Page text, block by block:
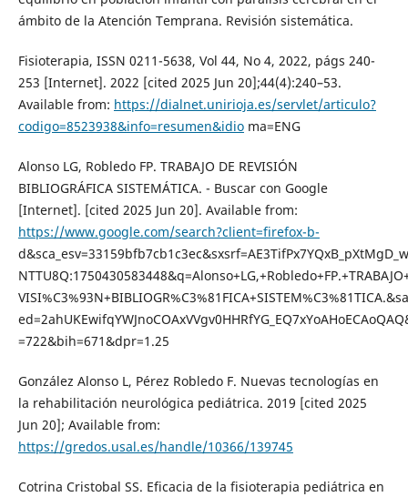
ámbito de la Atención Temprana. Revisión sistemática.
Fisioterapia, ISSN 0211-5638, Vol 44, No 4, 2022, págs 240-
253 [Internet]. 2022 [cited 2025 Jun 20];44(4):240–53.
Available from: https://dialnet.unirioja.es/servlet/articulo?
codigo=8523938&info=resumen&idioma=ENG
Alonso LG, Robledo FP. TRABAJO DE REVISIÓN
BIBLIOGRÁFICA SISTEMÁTICA. - Buscar con Google
[Internet]. [cited 2025 Jun 20]. Available from:
https://www.google.com/search?client=firefox-b-
=722&bih=671&dpr=1.25
González Alonso L, Pérez Robledo F. Nuevas tecnologías en
la rehabilitación neurológica pediátrica. 2019 [cited 2025
Jun 20]; Available from:
https://gredos.usal.es/handle/10366/139745
Cotrina Cristobal SS. Eficacia de la fisioterapia pediátrica en